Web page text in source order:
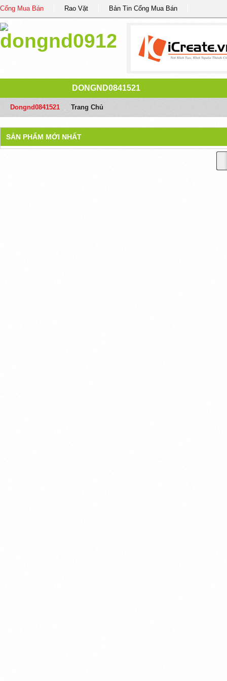
Cổng Mua Bán Rao Vặt Bản Tin Cổng Mua Bán
DONGND0841521
Dongnd0841521 Trang Chủ
SẢN PHẨM MỚI NHẤT